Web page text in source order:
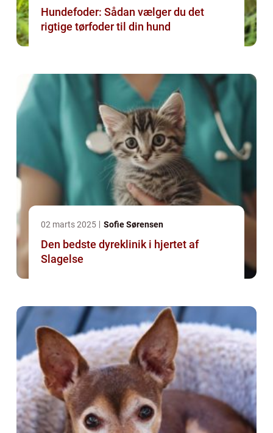
Hundefoder: Sådan vælger du det
rigtige tørfoder til din hund
02 marts 2025 Sofie Sørensen
Den bedste dyreklinik i hjertet af
Slagelse